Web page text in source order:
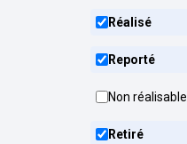
Réalisé
Reporté
Non réalisable
Retiré